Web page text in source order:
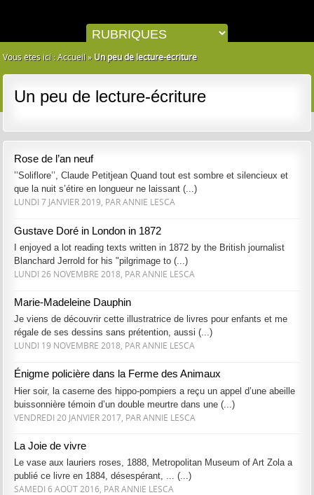
Vous êtes ici :Accueil » Un peu de lecture-écriture
Un peu de lecture-écriture
Rose de l’an neuf
’’Soliflore’’, Claude Petitjean Quand tout est sombre et silencieux et
que la nuit s’étire en longueur ne laissant (...)
LUNDI 7 JANVIER 2019, PAR ANNIE LESCA
Gustave Doré in London in 1872
I enjoyed a lot reading texts written in 1872 by the British journalist
Blanchard Jerrold for his "pilgrimage to (...)
LUNDI 26 NOVEMBRE 2018, PAR ANNIE LESCA
Marie-Madeleine Dauphin
Je viens de découvrir cette illustratrice de livres pour enfants et me
régale de ses dessins sans prétention, aussi (...)
LUNDI 19 NOVEMBRE 2018, PAR ANNIE LESCA
Énigme policière dans la Ferme des Animaux
Hier soir, la caserne des hippo-pompiers a reçu un appel d’une abeille
buissonnière témoin d’un double meurtre dans une (...)
VENDREDI 20 JANVIER 2017, PAR ANNIE LESCA
La Joie de vivre
Le vase aux lauriers roses, 1888, Metropolitan Museum of Art Zola a
publié ce livre en 1884, désespérant, ... (...)
SAMEDI 6 AOÛT 2016, PAR ANNIE LESCA